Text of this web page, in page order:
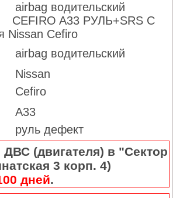
airbag водительский
CEFIRO A33 РУЛЬ+SRS С
Cefiro
airbag водительский
Nissan
Cefiro
A33
руль дефект
(двигателя) в "Сектор
3 корп. 4)
дней.